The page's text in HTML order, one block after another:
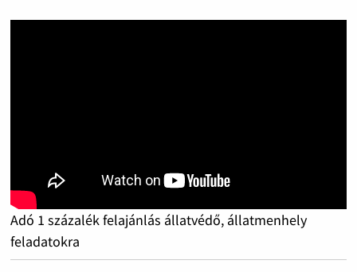
Adó 1 százalék felajánlás állatvédő, állatmenhely
feladatokra